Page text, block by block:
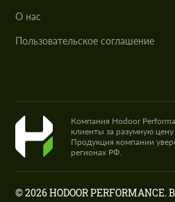
О нас
Пользовательское соглашение
Компания Hodoor
клиенты за разумную
Продукция компании
регионах РФ.
© 2026 HODOOR